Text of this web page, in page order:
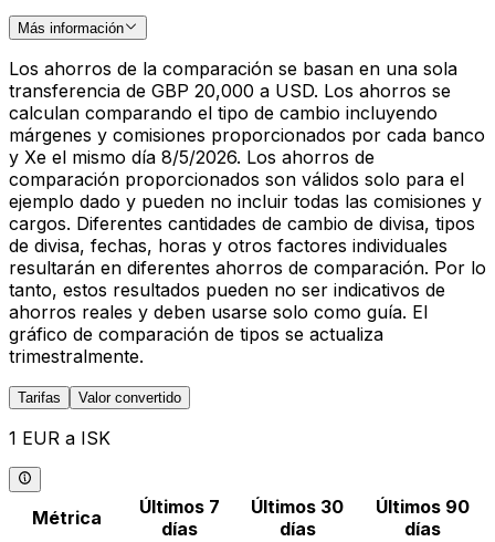
Más información
Los ahorros de la comparación se basan en una sola
transferencia de GBP 20,000 a USD. Los ahorros se
calculan comparando el tipo de cambio incluyendo
márgenes y comisiones proporcionados por cada banco
y Xe el mismo día 8/5/2026. Los ahorros de
comparación proporcionados son válidos solo para el
ejemplo dado y pueden no incluir todas las comisiones y
cargos. Diferentes cantidades de cambio de divisa, tipos
de divisa, fechas, horas y otros factores individuales
resultarán en diferentes ahorros de comparación. Por lo
tanto, estos resultados pueden no ser indicativos de
ahorros reales y deben usarse solo como guía. El
gráfico de comparación de tipos se actualiza
trimestralmente.
Tarifas Valor convertido
1 EUR a ISK
Métrica
Últimos 7
días
Últimos 30
días
Últimos 90
días